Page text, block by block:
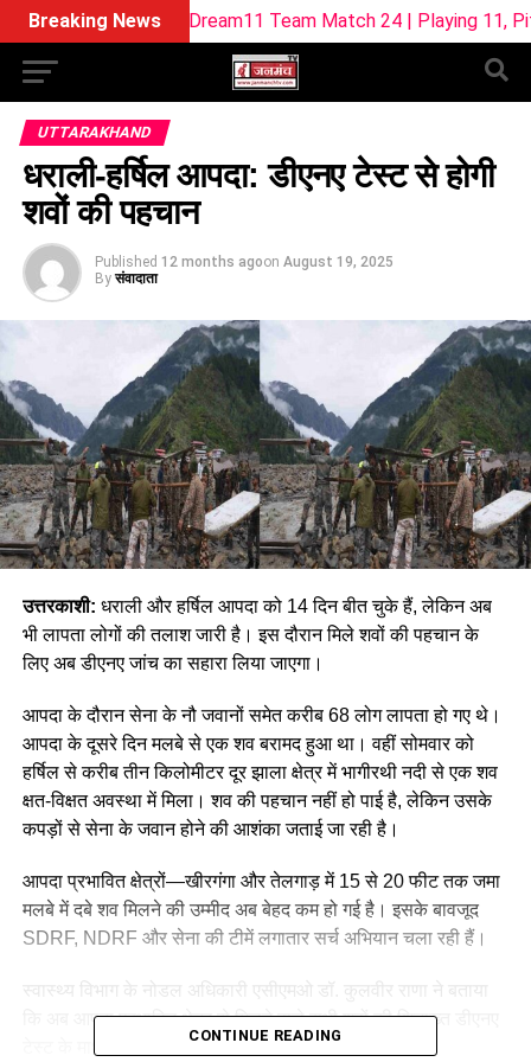
Breaking News
SUL-W Dream11 Team Match 24 | Playing 11, Pitch Report &
UTTARAKHAND
धराली-हर्षिल आपदा: डीएनए टेस्ट से होगी
शवों की पहचान
Published 12 months agoon August 19, 2025
By संवादाता
उत्तरकाशी: धराली और हर्षिल आपदा को 14 दिन बीत चुके हैं, लेकिन अब
भी लापता लोगों की तलाश जारी है। इस दौरान मिले शवों की पहचान के
लिए अब डीएनए जांच का सहारा लिया जाएगा।
आपदा के दौरान सेना के नौ जवानों समेत करीब 68 लोग लापता हो गए थे।
आपदा के दूसरे दिन मलबे से एक शव बरामद हुआ था। वहीं सोमवार को
हर्षिल से करीब तीन किलोमीटर दूर झाला क्षेत्र में भागीरथी नदी से एक शव
क्षत-विक्षत अवस्था में मिला। शव की पहचान नहीं हो पाई है, लेकिन उसके
कपड़ों से सेना के जवान होने की आशंका जताई जा रही है।
आपदा प्रभावित क्षेत्रों—खीरगंगा और तेलगाड़ में 15 से 20 फीट तक जमा
मलबे में दबे शव मिलने की उम्मीद अब बेहद कम हो गई है। इसके बावजूद
SDRF, NDRF और सेना की टीमें लगातार सर्च अभियान चला रही हैं।
स्वास्थ्य विभाग के नोडल अधिकारी एसीएमओ डॉ. कुलवीर राणा ने बताया
कि अब आपदा प्रभावित क्षेत्र से मिलने वाले सभी शवों की शिनाख्त डीएनए
टेस्ट के माध्यम से ही की जाएगी।
CONTINUE READING